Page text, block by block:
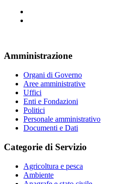
Amministrazione
Organi di Governo
Aree amministrative
Uffici
Enti e Fondazioni
Politici
Personale amministrativo
Documenti e Dati
Categorie di Servizio
Agricoltura e pesca
Ambiente